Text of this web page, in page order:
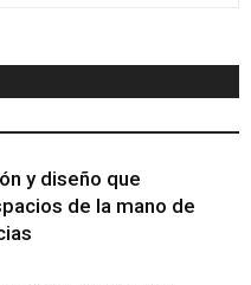
y diseño que
de la mano de